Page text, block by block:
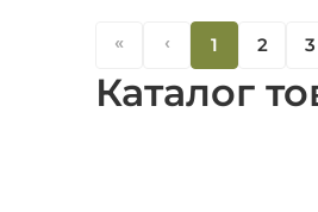
« ‹ 1 2 3
Каталог